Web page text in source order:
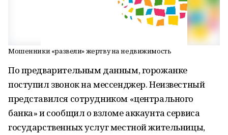
Мошенники «развели» жертву на недвижимость
По предварительным данным, горожанке
поступил звонок на мессенджер. Неизвестный
представился сотрудником «центрального
банка» и сообщил о взломе аккаунта сервиса
государственных услуг местной жительницы,